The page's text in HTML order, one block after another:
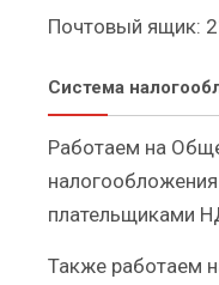
Почтовый ящик:
Система
Работаем на
плательщиками
Также работаем